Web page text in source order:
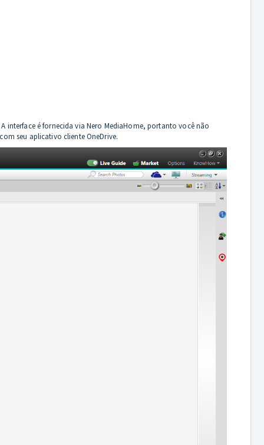
interface é fornecida via Nero MediaHome, portanto você não
seu aplicativo cliente OneDrive.